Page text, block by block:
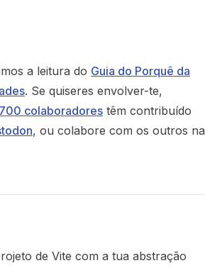
a leitura do Guia do Porquê da
. Se quiseres envolver-te,
700 colaboradores têm contribuído
, ou colabore com os outros na
de Vite com a tua abstração